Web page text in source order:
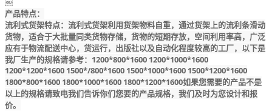
产品特点：
流利式货架特点：流利式货架利用货架物料自重，通过货架上的流利条滑动
货物，适合于大批量同类货物存储，货物的短期存放，空间利用率高，广泛
应有于物流配送中心，货运行，出版社以及自动化程度较高的工厂，以下是
我厂生产的规格请参考：1200*800*1600 1200*1000*1600
1200*1200*1600 1500*/800*1600 1500*1000*1600 1500*1200*1600
1800*800*1600 1800*1000*1600 1800*1200*1600如果您需要的产品不是
以上的规格请致电我们告诉你们您要的产品规格，我们及时为您设计和报
价。